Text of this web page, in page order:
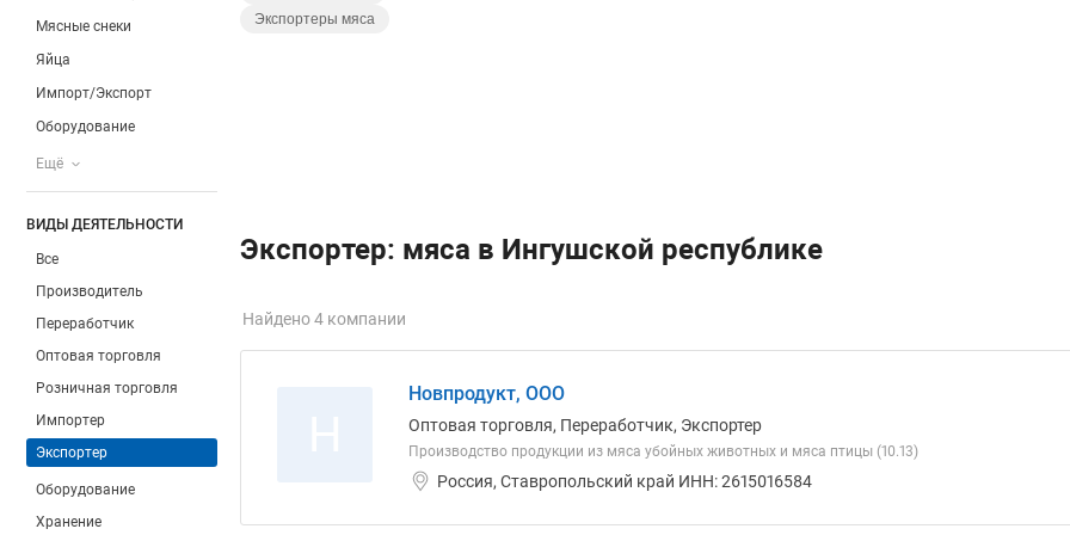
Мясные снеки
Яйца
Импорт/Экспорт
Оборудование
Ещё
ВИДЫ ДЕЯТЕЛЬНОСТИ
Все
Производитель
Переработчик
Оптовая торговля
Розничная торговля
Импортер
Экспортер
Оборудование
Хранение
Экспортеры мяса
Экспортер: мяса в Ингушской республике
Найдено 4 компании
Новпродукт, ООО
Оптовая торговля, Переработчик, Экспортер
Производство продукции из мяса убойных животных и мяса птицы (10.13)
Россия, Ставропольский край ИНН: 2615016584